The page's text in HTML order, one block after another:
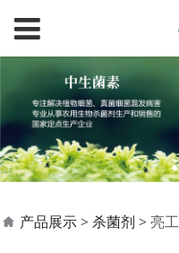
亮工®
产品展示> 杀菌剂 > 亮